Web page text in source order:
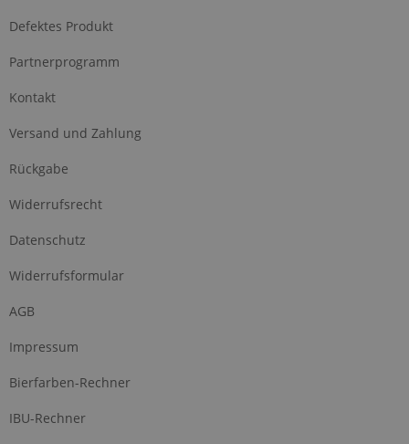
Defektes Produkt
Partnerprogramm
Kontakt
Versand und Zahlung
Rückgabe
Widerrufsrecht
Datenschutz
Widerrufsformular
AGB
Impressum
Bierfarben-Rechner
IBU-Rechner